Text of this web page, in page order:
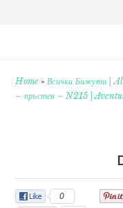
Home»Всички Бижута |
– пръстен – N215 |
0